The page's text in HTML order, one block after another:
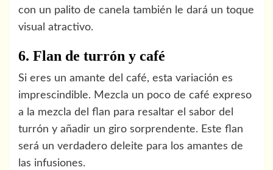
con un palito de canela también le dará un toque
visual atractivo.
6. Flan de turrón y café
Si eres un amante del café, esta variación es
imprescindible. Mezcla un poco de café expreso
a la mezcla del flan para resaltar el sabor del
turrón y añadir un giro sorprendente. Este flan
será un verdadero deleite para los amantes de
las infusiones.